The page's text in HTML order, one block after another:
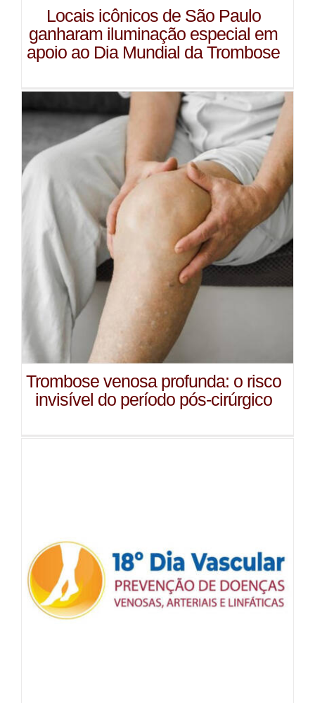
Locais icônicos de São Paulo
ganharam iluminação especial em
apoio ao Dia Mundial da Trombose
Trombose venosa profunda: o risco
invisível do período pós-cirúrgico